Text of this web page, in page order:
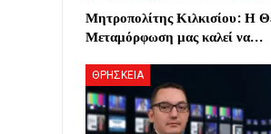
Μητροπολίτης Κιλκισίου: Η
Μεταμόρφωση μας καλεί να…
ΘΡΗΣΚΕΙΑ